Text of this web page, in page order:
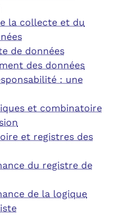
la collecte et du
de données
des données
: une
et combinatoire
et registres des
du registre de
de la logique